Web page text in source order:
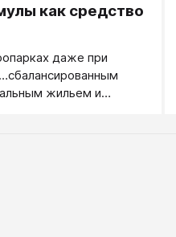
как средство
даже при
жильем и